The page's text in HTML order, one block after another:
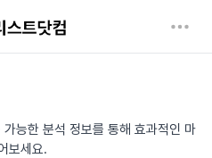
능한 분석 정보를 통해 효과적인 마
보세요.